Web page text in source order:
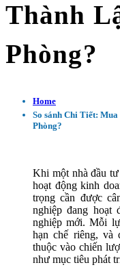
Thành
Phòng?
Home
So sánh Chi Tiết:
Phòng?
Khi một nhà đầu
hoạt động kinh
trọng cần được
nghiệp đang hoạt
nghiệp mới. Mỗi
hạn chế riêng, và
thuộc vào chiến
như mục tiêu phát